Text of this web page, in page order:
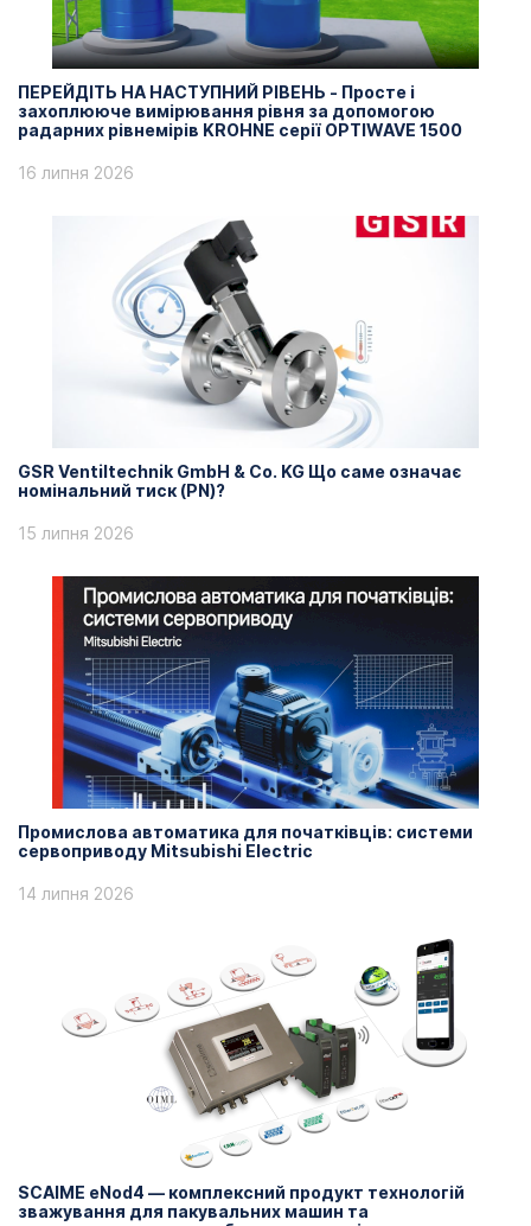
ПЕРЕЙДІТЬ НА НАСТУПНИЙ РІВЕНЬ - Просте і
захоплююче вимірювання рівня за допомогою
радарних рівнемірів KROHNE серії OPTIWAVE 1500
16 липня 2026
GSR Ventiltechnik GmbH & Co. KG Що саме означає
номінальний тиск (PN)?
15 липня 2026
Промислова автоматика для початківців: системи
сервоприводу Mitsubishi Electric
14 липня 2026
SCAIME eNod4 — комплексний продукт технологій
зважування для пакувальних машин та